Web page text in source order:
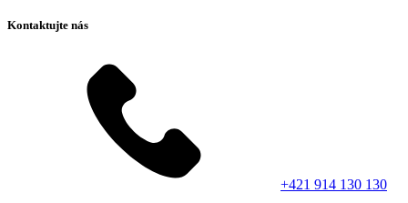
Kontaktujte nás
+421 914 130 130